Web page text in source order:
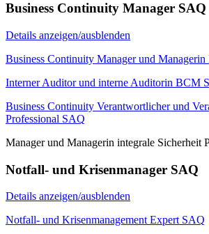
Business Continuity Manager SAQ
Details anzeigen/ausblenden
Business Continuity Manager und
Interner Auditor und interne Auditorin BCM
Business Continuity Verantwortlicher und
Professional SAQ
Manager und Managerin integrale Sicherheit
Notfall- und Krisenmanager SAQ
Details anzeigen/ausblenden
Notfall- und Krisenmanagement Expert SAQ